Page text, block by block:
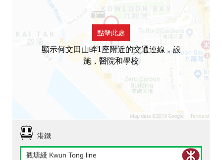
點擊此處
顯示何文田山畔1座附近的交通連線，設
施，醫院和學校
港鐵
觀塘綫 Kwun Tong line